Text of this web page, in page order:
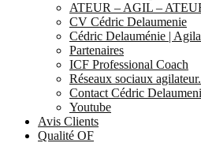
ATEUR – AGIL –
CV Cédric Delaumenie
Cédric Delauménie |
Partenaires
ICF Professional Coach
Réseaux sociaux
Contact Cédric
Youtube
Avis Clients
Qualité OF